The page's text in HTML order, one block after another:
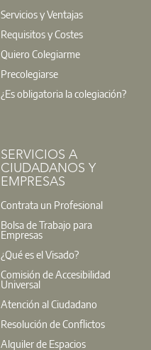
Servicios y Ventajas
Requisitos y Costes
Quiero Colegiarme
Precolegiarse
¿Es obligatoria la colegiación?
SERVICIOS A
CIUDADANOS Y
EMPRESAS
Contrata un Profesional
Bolsa de Trabajo para
Empresas
¿Qué es el Visado?
Comisión de Accesibilidad
Universal
Atención al Ciudadano
Resolución de Conflictos
Alquiler de Espacios